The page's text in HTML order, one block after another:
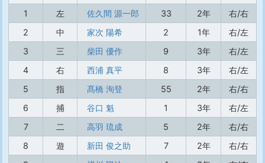
1
左 佐久間 源一郎 33 2年
右/右
2
中 家次 陽希 2 1年
右/左
3
三 柴田 優作 9 3年
右/左
4
右 西浦 真平 8 3年
右/左
5
指 髙橋 洵登 55 2年
右/右
6
捕 谷口 魁 1 3年
右/左
7
二 高羽 琉成 5 2年
右/右
8
遊 新田 俊之助 7 2年
右/右